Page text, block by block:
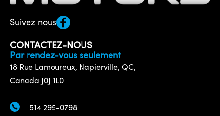
Suivez nous
CONTACTEZ-NOUS
Par rendez-vous seulement
18 Rue Lamoureux, Napierville, QC,
Canada J0J 1L0
514 295-0798